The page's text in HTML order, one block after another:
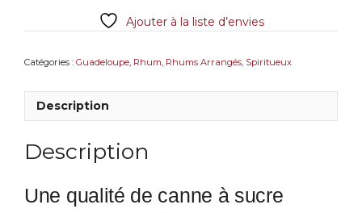
Douceur
Vanille
Ajouter à la liste d’envies
Catégories : Guadeloupe Rhum Rhums Arrangés Spiritueux
Description
Description
Une qualité de canne à sucre